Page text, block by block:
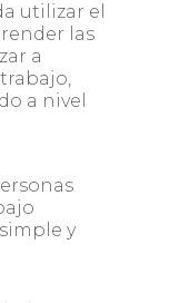
utilizar el
las
a
a nivel
y